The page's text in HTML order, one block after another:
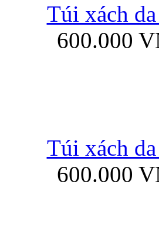
Ốp lưng
Túi xách
600.000
Túi xách
600.000